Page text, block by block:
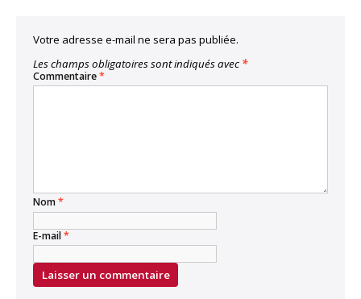
Votre adresse e-mail ne sera pas publiée.
Les champs obligatoires sont indiqués avec *
Commentaire*
Nom*
E-mail*